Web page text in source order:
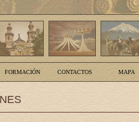
FORMACIÓN CONTACTOS MAPA